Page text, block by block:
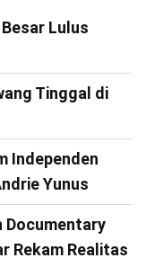
Lulus
Tinggal di
Independen
Yunus
Documentary
Rekam Realitas